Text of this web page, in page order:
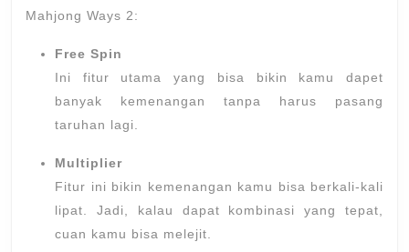
Mahjong Ways 2:
Free Spin
Ini fitur utama yang bisa bikin kamu dapet
banyak kemenangan tanpa harus pasang
taruhan lagi.
Multiplier
Fitur ini bikin kemenangan kamu bisa berkali-kali
lipat. Jadi, kalau dapat kombinasi yang tepat,
cuan kamu bisa melejit.